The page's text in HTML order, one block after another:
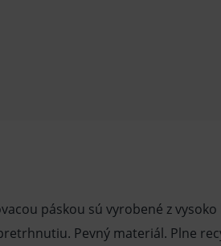
páskou sú vyrobené z
Pevný materiál. Plne